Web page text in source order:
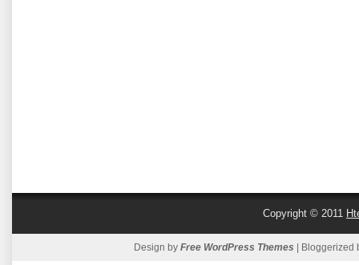
Copyright © 2011
Design by Free WordPress Themes | Bloggerized